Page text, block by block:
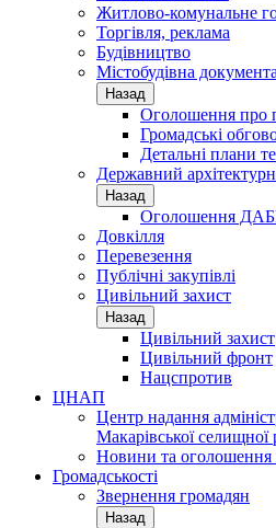
Житлово-комунальне
Торгівля, реклама
Будівництво
Містобудівна
Назад
Оголошення про
Громадські
Детальні плани
Державний
Назад
Оголошення
Довкілля
Перевезення
Публічні закупівлі
Цивільний захист
Назад
Цивільний захист
Цивільний фронт
Нацспротив
ЦНАП
Центр надання
Макарівської селищної
Новини та
Громадськості
Звернення громадян
Назад